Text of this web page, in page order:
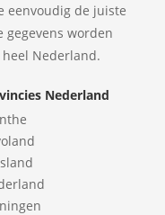
eenvoudig de juiste
gegevens worden
Nederland.
Nederland